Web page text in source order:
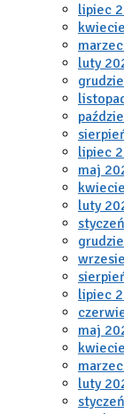
lipiec
luty
lipiec
maj
luty
lipiec
maj
luty